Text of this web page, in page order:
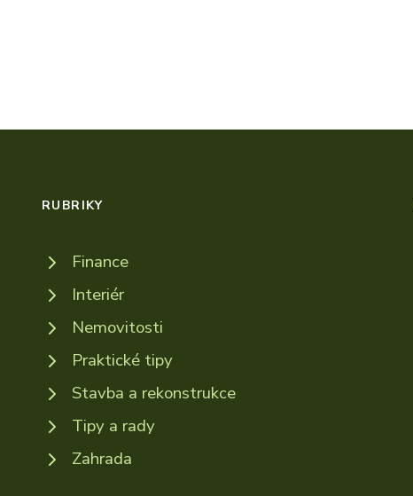
RUBRIKY
Finance
Interiér
Nemovitosti
Praktické tipy
Stavba a rekonstrukce
Tipy a rady
Zahrada